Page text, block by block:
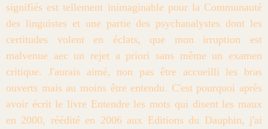
signifiés est tellement inimaginable pour la Communauté
des linguistes et une partie des psychanalystes dont les
certitudes volent en éclats, que mon irruption est
malvenue aec un rejet a priori sans même un examen
critique. J'aurais aimé, non pas être accueilli les bras
ouverts mais au moins être entendu. C'est pourquoi après
avoir écrit le livre Entendre les mots qui disent les maux
en 2000, réédité en 2006 aux Editions du Dauphin, j'ai